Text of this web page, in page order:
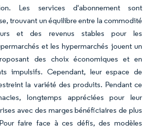
Les services d'abonnement sont
trouvant un équilibre entre la commodité
et des revenus stables pour les
et les hypermarchés jouent un
des choix économiques et en
impulsifs. Cependant, leur espace de
la variété des produits. Pendant ce
longtemps appréciées pour leur
avec des marges bénéficiaires de plus
faire face à ces défis, des modèles